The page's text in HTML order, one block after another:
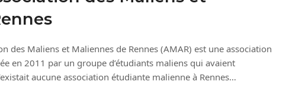
des Maliens et Maliennes de Rennes (AMAR) est une association
en 2011 par un groupe d’étudiants maliens qui avaient
aucune association étudiante malienne à Rennes…